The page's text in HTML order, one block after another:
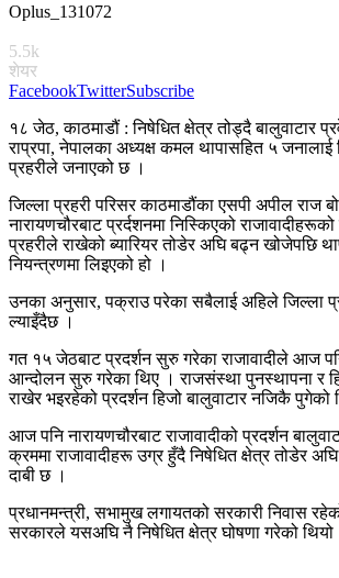
Oplus_131072
5.5k
शेयर
FacebookTwitterSubscribe
१८ जेठ, काठमाडौं : निषेधित क्षेत्र तोड्दै बालुवाटार
राप्रपा, नेपालका अध्यक्ष कमल थापासहित ५ जनालाई
प्रहरीले जनाएको छ ।
जिल्ला प्रहरी परिसर काठमाडौंका एसपी अपील राज
नारायणचौरबाट प्रर्दशनमा निस्किएको
प्रहरीले राखेको ब्यारियर तोडेर अघि बढ्न खोजेपछि
नियन्त्रणमा लिइएको हो ।
उनका अनुसार, पक्राउ परेका सबैलाई अहिले जिल्ला
ल्याइँदैछ ।
गत १५ जेठबाट प्रदर्शन सुरु गरेका राजावादीले आज
आन्दोलन सुरु गरेका थिए । राजसंस्था पुनस्थापना र
राखेर भइरहेको प्रदर्शन हिजो बालुवाटार नजिकै पुगेको
आज पनि नारायणचौरबाट राजावादीको प्रदर्शन
क्रममा राजावादीहरू उग्र हुँदै निषेधित क्षेत्र तोडेर
दाबी छ ।
प्रधानमन्त्री, सभामुख लगायतको सरकारी निवास
सरकारले यसअघि नै निषेधित क्षेत्र घोषणा गरेको थियो